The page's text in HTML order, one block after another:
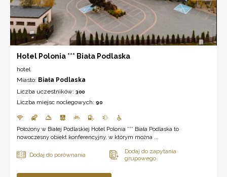
Hotel Polonia *** Biała Podlaska
hotel
Miasto: Biała Podlaska
Liczba uczestników: 300
Liczba miejsc noclegowych: 90
Położony w Białej Podlaskiej Hotel Polonia *** Biała Podlaska to
nowoczesny obiekt konferencyjny, w którym można ...